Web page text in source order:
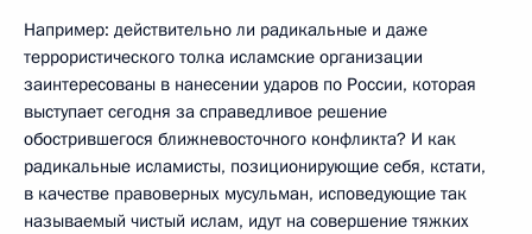
Например: действительно ли радикальные и даже
террористического толка исламские организации
заинтересованы в нанесении ударов по России, которая
выступает сегодня за справедливое решение
обострившегося ближневосточного конфликта? И как
радикальные исламисты, позиционирующие себя, кстати,
в качестве правоверных мусульман, исповедующие так
называемый чистый ислам, идут на совершение тяжких